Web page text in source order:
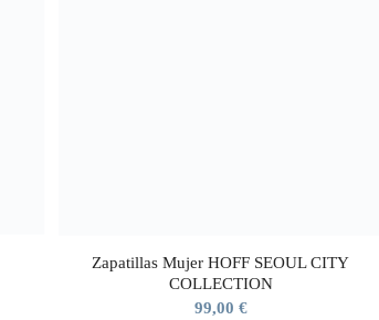
Zapatillas Mujer HOFF SEOUL CITY
COLLECTION
99,00 €